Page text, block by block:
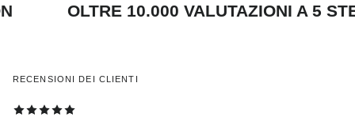
OLTRE 10.000 VALUTAZIONI A 5
RECENSIONI DEI CLIENTI